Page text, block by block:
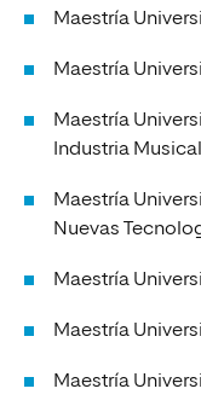
Maestría
Maestría
Maestría
Industria Musical
Maestría
Nuevas
Maestría
Maestría
Maestría